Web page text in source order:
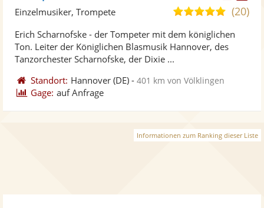
Fotos
5,0
5
(20)
Einzelmusiker, Trompete
Erich Scharnofske - der Tompeter mit dem königlichen
Ton. Leiter der Königlichen Blasmusik Hannover, des
Tanzorchester Scharnofske, der Dixie ...
Standort: Hannover (DE) -401 km von Völklingen
Gage: auf Anfrage
Informationen zum Ranking dieser Liste